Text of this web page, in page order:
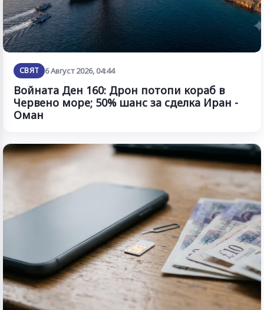
СВЯТ 6 Август 2026, 04:44
Войната Ден 160: Дрон потопи кораб в
Червено море; 50% шанс за сделка Иран -
Оман